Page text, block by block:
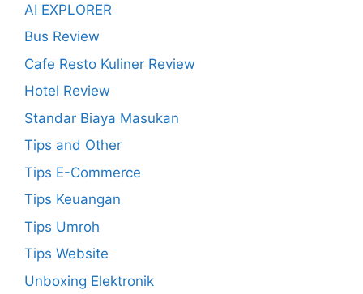
AI EXPLORER
Bus Review
Cafe Resto Kuliner Review
Hotel Review
Standar Biaya Masukan
Tips and Other
Tips E-Commerce
Tips Keuangan
Tips Umroh
Tips Website
Unboxing Elektronik